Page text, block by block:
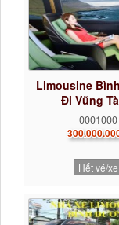
Limousine
Đi Vũng
0001000
Hết vé/xe